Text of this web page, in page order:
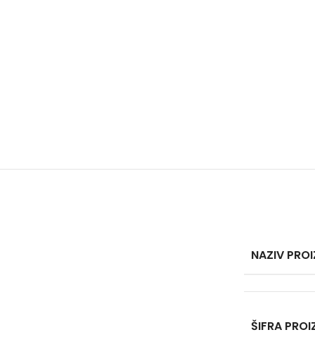
NAZIV
ŠIFRA